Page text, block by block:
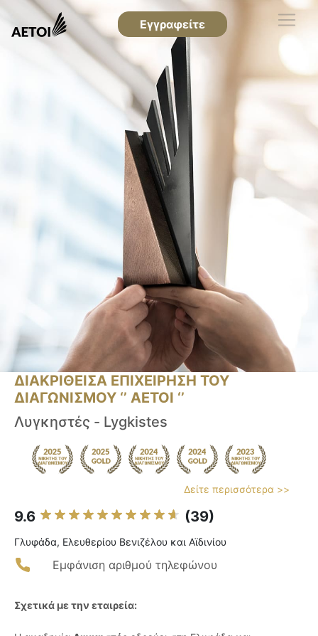
Εγγραφείτε
ΔΙΑΚΡΙΘΕΙΣΑ ΕΠΙΧΕΙΡΗΣΗ ΤΟΥ
ΔΙΑΓΩΝΙΣΜΟΥ ‘’ ΑΕΤΟΙ ‘’
Λυγκηστές - Lygkistes
Δείτε περισσότερα >>
9.6 (39)
Γλυφάδα, Ελευθερίου Βενιζέλου και Αϊδινίου
Εμφάνιση αριθμού τηλεφώνου
Σχετικά με την εταιρεία: